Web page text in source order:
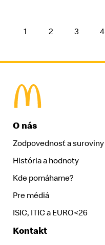
1 2 3 4
O nás
Zodpovednosť a suroviny
História a hodnoty
Kde pomáhame?
Pre médiá
ISIC, ITIC a EURO<26
Kontakt